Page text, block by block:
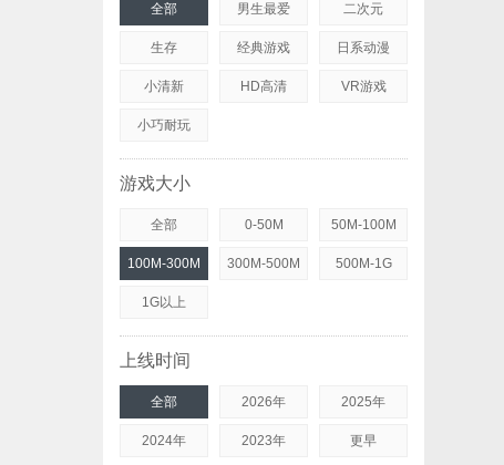
全部 男生最爱 二次元
生存 经典游戏 日系动漫
小清新 HD高清 VR游戏
小巧耐玩
游戏大小
全部 0-50M 50M-100M
100M-300M 300M-500M 500M-1G
1G以上
上线时间
全部 2026年 2025年
2024年 2023年 更早